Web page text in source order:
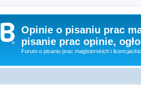
Opinie o pisaniu prac
pisanie prac opinie,
Forum o pisaniu prac magisterskich i